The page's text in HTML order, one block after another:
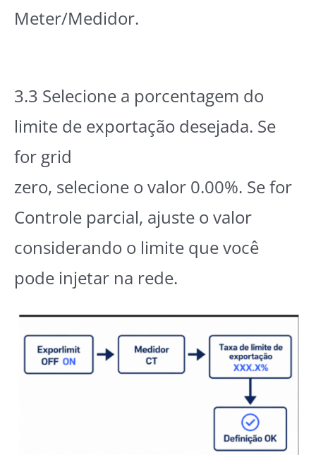
Meter/Medidor.
3.3 Selecione a porcentagem do
limite de exportação desejada. Se
for grid
zero, selecione o valor 0.00%. Se for
Controle parcial, ajuste o valor
considerando o limite que você
pode injetar na rede.